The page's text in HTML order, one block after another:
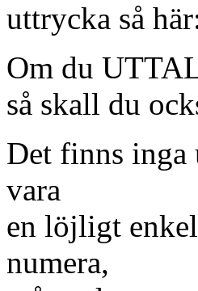
uttrycka så
Om du
så skall du
Det finns inga
vara
en löjligt
numera,